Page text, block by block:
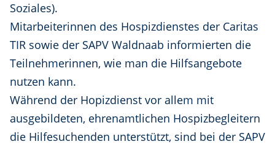
Soziales).
Mitarbeiterinnen des Hospizdienstes der Caritas
TIR sowie der SAPV Waldnaab informierten die
Teilnehmerinnen, wie man die Hilfsangebote
nutzen kann.
Während der Hopizdienst vor allem mit
ausgebildeten, ehrenamtlichen Hospizbegleitern
die Hilfesuchenden unterstützt, sind bei der SAPV